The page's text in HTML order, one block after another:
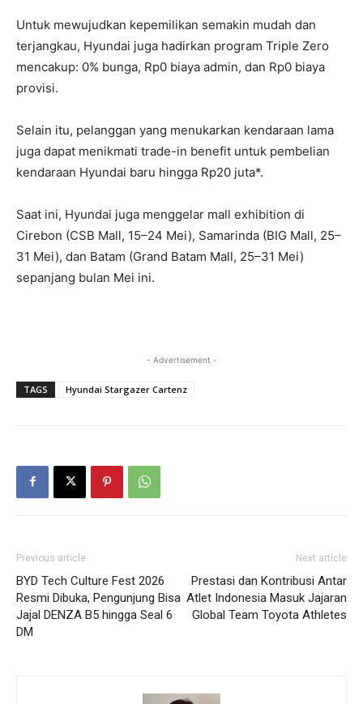
Untuk mewujudkan kepemilikan semakin mudah dan
terjangkau, Hyundai juga hadirkan program Triple Zero
mencakup: 0% bunga, Rp0 biaya admin, dan Rp0 biaya
provisi.
Selain itu, pelanggan yang menukarkan kendaraan lama
juga dapat menikmati trade-in benefit untuk pembelian
kendaraan Hyundai baru hingga Rp20 juta*.
Saat ini, Hyundai juga menggelar mall exhibition di
Cirebon (CSB Mall, 15–24 Mei), Samarinda (BIG Mall, 25–
31 Mei), dan Batam (Grand Batam Mall, 25–31 Mei)
sepanjang bulan Mei ini.
- Advertisement -
TAGS Hyundai Stargazer Cartenz
Previous article
BYD Tech Culture Fest 2026
Resmi Dibuka, Pengunjung Bisa
Jajal DENZA B5 hingga Seal 6
DM
Next article
Prestasi dan Kontribusi Antar
Atlet Indonesia Masuk Jajaran
Global Team Toyota Athletes